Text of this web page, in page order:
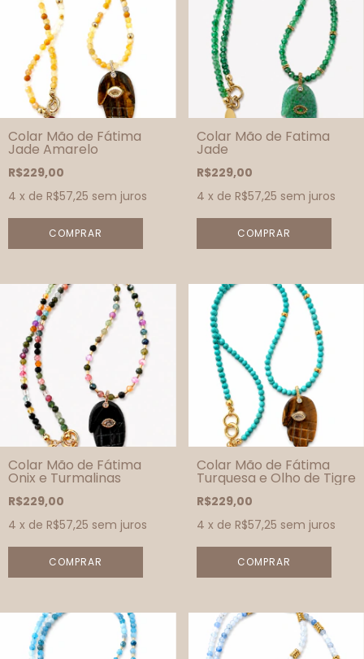
Colar Mão de Fátima
Jade Amarelo
R$229,00
4 x de R$57,25 sem juros
Colar Mão de Fatima
Jade
R$229,00
4 x de R$57,25 sem juros
Colar Mão de Fátima
Onix e Turmalinas
R$229,00
4 x de R$57,25 sem juros
Colar Mão de Fátima
Turquesa e Olho de Tigre
R$229,00
4 x de R$57,25 sem juros